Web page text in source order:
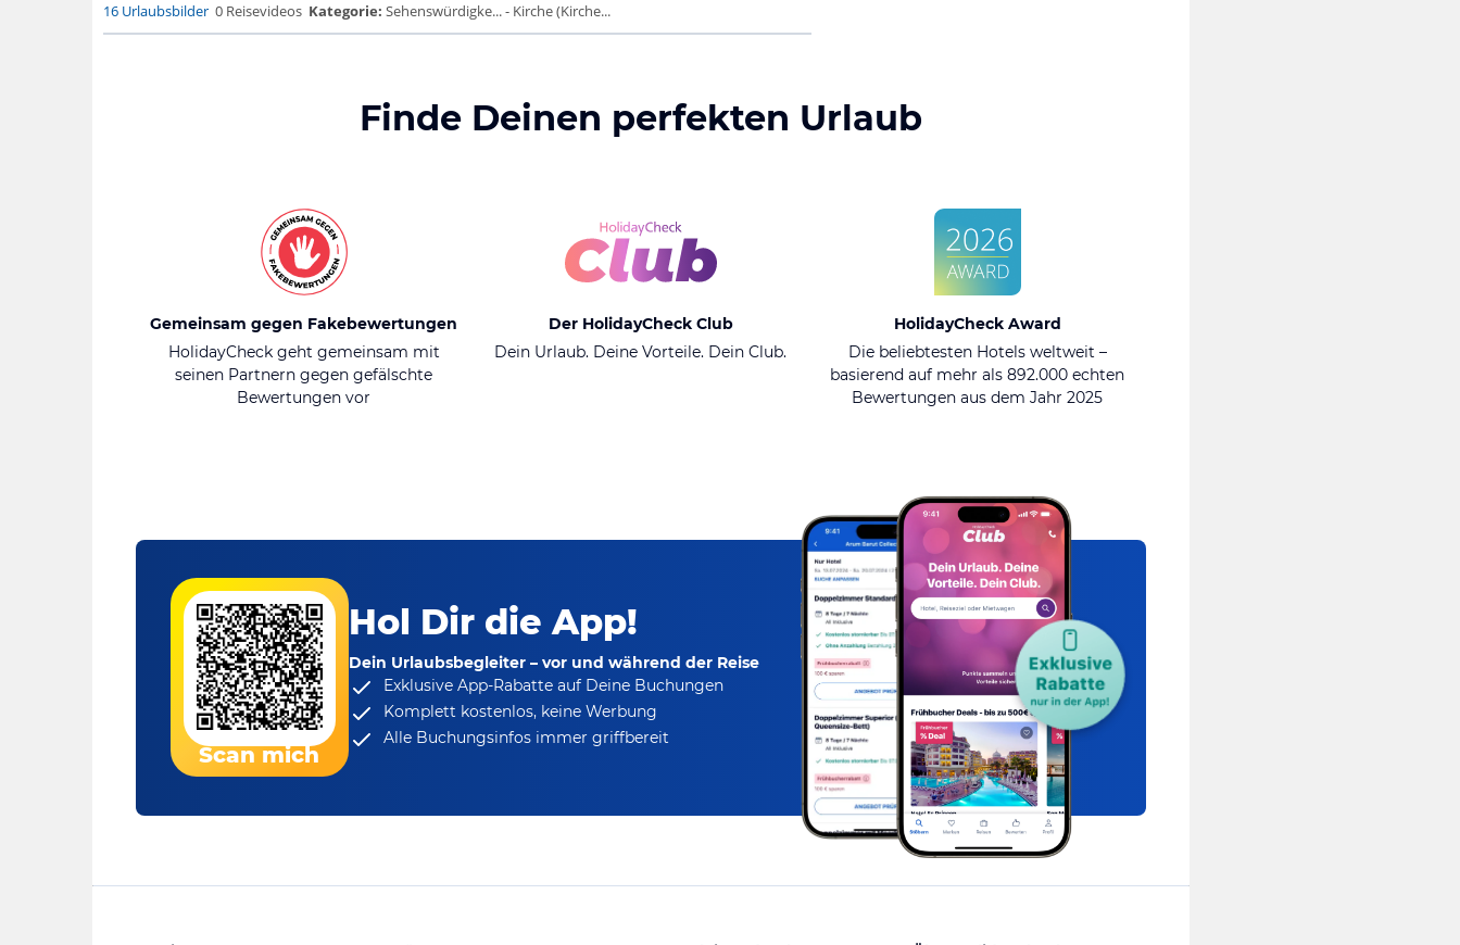
16 Urlaubsbilder 0 Reisevideos Kategorie: Sehenswürdigke... - Kirche (Kirche...
Finde Deinen perfekten Urlaub
Gemeinsam gegen Fakebewertungen
HolidayCheck geht gemeinsam mit
seinen Partnern gegen gefälschte
Bewertungen vor
Der HolidayCheck Club
Dein Urlaub. Deine Vorteile. Dein Club.
HolidayCheck Award
Die beliebtesten Hotels weltweit –
basierend auf mehr als 892.000 echten
Bewertungen aus dem Jahr 2025
Scan mich
Hol Dir die App!
Dein Urlaubsbegleiter – vor und während der Reise
Exklusive App-Rabatteauf Deine Buchungen
Komplett kostenlos, keine Werbung
Alle Buchungsinfos immer griffbereit